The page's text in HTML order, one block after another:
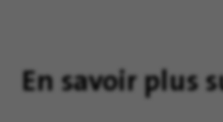
En savoir plus